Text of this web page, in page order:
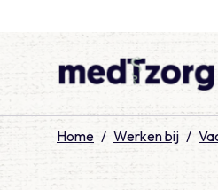
Home / Werken bij /